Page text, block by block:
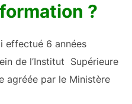
?
effectué 6 années
de l’Institut Supérieure
agréée par le Ministère